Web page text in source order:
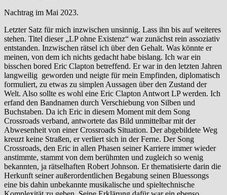
Nachtrag im Mai 2023.
Letzter Satz für mich inzwischen unsinnig. Lass ihn bis auf weiteres
stehen. Titel dieser „LP ohne Existenz“ war zunächst rein assoziativ
entstanden. Inzwischen rätsel ich über den Gehalt. Was könnte er
meinen, von dem ich nichts gedacht habe bislang. Ich war ein
bisschen bored Eric Clapton betreffend. Er war in den letzten Jahren
langweilig geworden und neigte für mein Empfinden, diplomatisch
formuliert, zu etwas zu simplen Aussagen über den Zustand der
Welt. Also sollte es wohl eine Eric Clapton Antwort LP werden. Ich
erfand den Bandnamen durch Verschiebung von Silben und
Buchstaben. Da ich Eric in diesem Moment mit dem Song
Crossroads verband, antwortete das Bild unmittelbar mit der
Abwesenheit von einer Crossroads Situation. Der abgebildete Weg
kreuzt keine Straßen, er verliert sich in der Ferne. Der Song
Crossroads, den Eric in allen Phasen seiner Karriere immer wieder
anstimmte, stammt von dem berühmten und zugleich so wenig
bekannten, ja rätselhaften Robert Johnson. Er thematisierte darin die
Herkunft seiner außerordentlichen Begabung seinen Bluessongs
eine bis dahin unbekannte musikalische und spieltechnische